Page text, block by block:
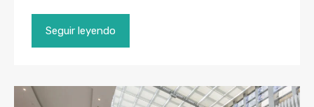
Seguir leyendo